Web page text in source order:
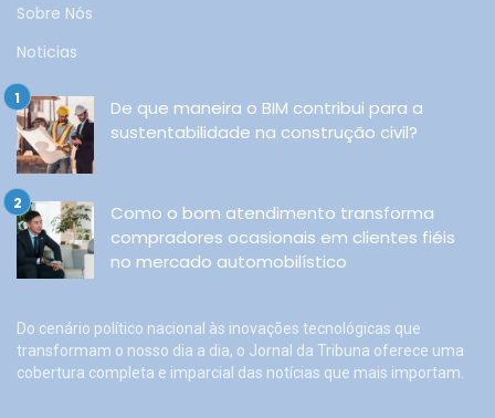
Sobre Nós
Noticias
De que maneira o BIM contribui para a
sustentabilidade na construção civil?
Como o bom atendimento transforma
compradores ocasionais em clientes fiéis
no mercado automobilístico
Do cenário político nacional às inovações tecnológicas que
transformam o nosso dia a dia, o Jornal da Tribuna oferece uma
cobertura completa e imparcial das notícias que mais importam.